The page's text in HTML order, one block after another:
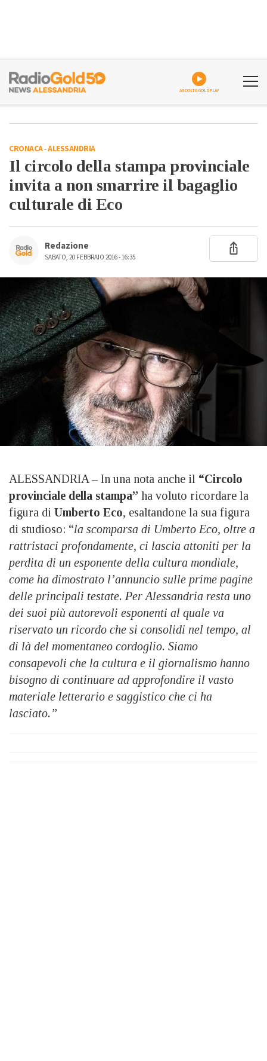
ASCOLTA GOLDPLAY
CRONACA-ALESSANDRIA
Il circolo della stampa provinciale
invita a non smarrire il bagaglio
culturale di Eco
Redazione
SABATO, 20 FEBBRAIO 2016 - 16:35
ALESSANDRIA – In una nota anche il “Circolo
provinciale della stampa” ha voluto ricordare la
figura di Umberto Eco, esaltandone la sua figura
di studioso: “la scomparsa di Umberto Eco, oltre a
rattristaci profondamente, ci lascia attoniti per la
perdita di un esponente della cultura mondiale,
come ha dimostrato l’annuncio sulle prime pagine
delle principali testate. Per Alessandria resta uno
dei suoi più autorevoli esponenti al quale va
riservato un ricordo che si consolidi nel tempo, al
di là del momentaneo cordoglio. Siamo
consapevoli che la cultura e il giornalismo hanno
bisogno di continuare ad approfondire il vasto
materiale letterario e saggistico che ci ha
lasciato.”